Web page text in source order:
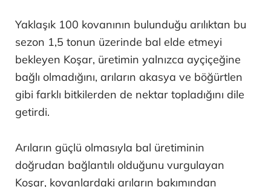
Yaklaşık 100 kovanının bulunduğu arılıktan bu
sezon 1,5 tonun üzerinde bal elde etmeyi
bekleyen Koşar, üretimin yalnızca ayçiçeğine
bağlı olmadığını, arıların akasya ve böğürtlen
gibi farklı bitkilerden de nektar topladığını dile
getirdi.
Arıların güçlü olmasıyla bal üretiminin
doğrudan bağlantılı olduğunu vurgulayan
Koşar, kovanlardaki arıların bakımından